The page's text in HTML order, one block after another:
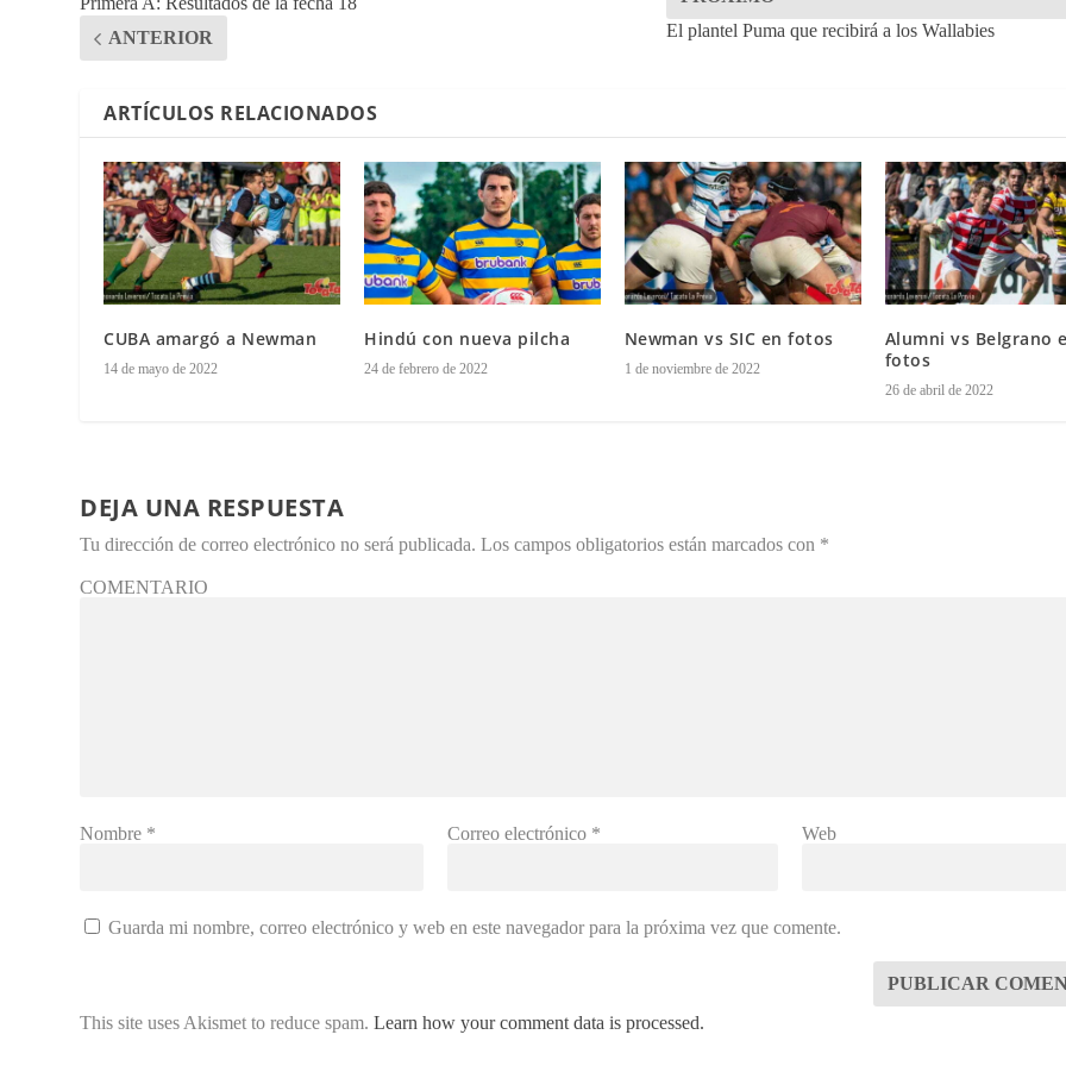
ANTERIOR
El plantel Puma que recibirá a los Wallabies
ARTÍCULOS RELACIONADOS
CUBA amargó a Newman
14 de mayo de 2022
Hindú con nueva pilcha
24 de febrero de 2022
Newman vs SIC en fotos
1 de noviembre de 2022
Alumni vs Belgrano
fotos
26 de abril de 2022
DEJA UNA RESPUESTA
Tu dirección de correo electrónico no será publicada. Los campos obligatorios están marcados con *
COMENTARIO
Nombre * Correo electrónico * Web
Guarda mi nombre, correo electrónico y web en este navegador para la próxima vez que comente.
This site uses Akismet to reduce spam.Learn how your comment data is processed.